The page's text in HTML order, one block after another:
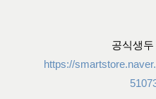
공식생
https://